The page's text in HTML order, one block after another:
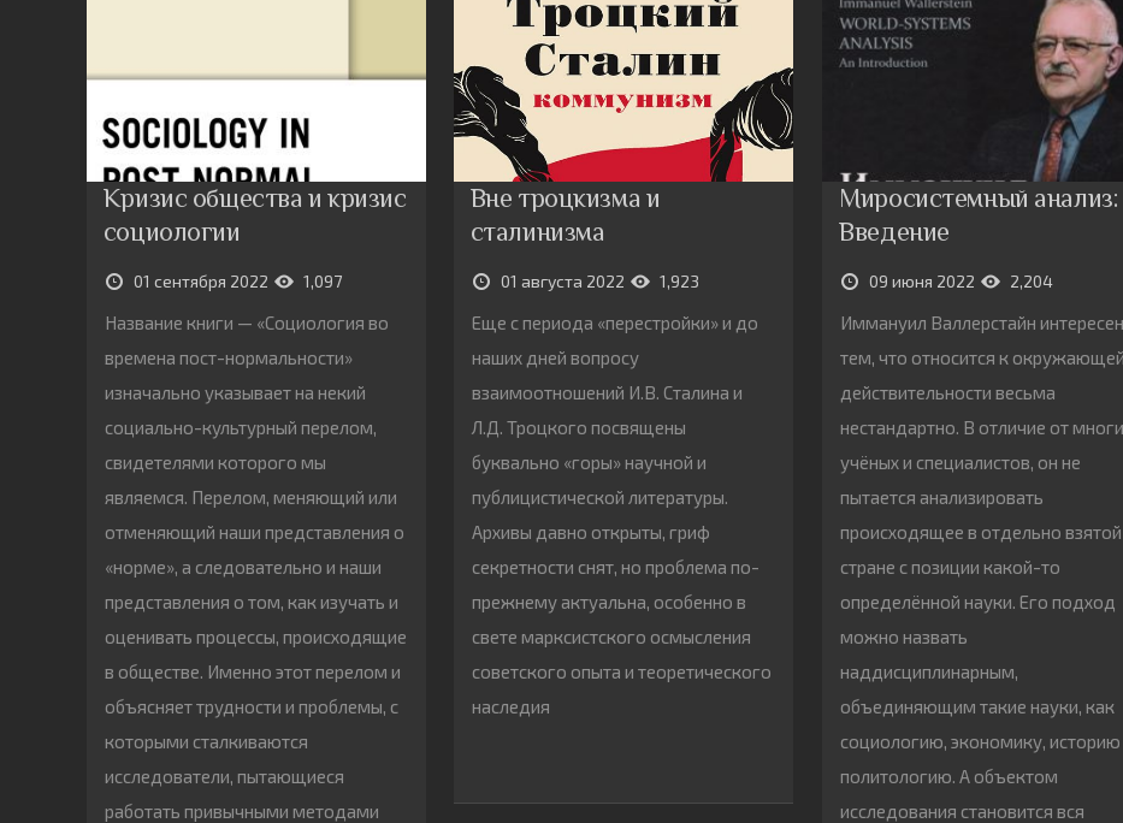
Кризис общества и кризис
социологии
01 сентября 2022 1,097
Название книги — «Социология во
времена пост-нормальности»
изначально указывает на некий
социально-культурный перелом,
свидетелями которого мы
являемся. Перелом, меняющий или
отменяющий наши представления о
«норме», а следовательно и наши
представления о том, как изучать и
оценивать процессы, происходящие
в обществе. Именно этот перелом и
объясняет трудности и проблемы, с
которыми сталкиваются
исследователи, пытающиеся
работать привычными методами
Вне троцкизма и
сталинизма
01 августа 2022 1,923
Еще с периода «перестройки» и до
наших дней вопросу
взаимоотношений И.В. Сталина и
Л.Д. Троцкого посвящены
буквально «горы» научной и
публицистической литературы.
Архивы давно открыты, гриф
секретности снят, но проблема по-
прежнему актуальна, особенно в
свете марксистского осмысления
советского опыта и теоретического
наследия
Миросистемный анализ:
Введение
09 июня 2022 2,204
Иммануил Валлерстайн интересен
тем, что относится к окружающей
действительности весьма
нестандартно. В отличие от
учёных и специалистов, он не
пытается анализировать
происходящее в отдельно взятой
стране с позиции какой-то
определённой науки. Его подход
можно назвать
наддисциплинарным,
объединяющим такие науки, как
социологию, экономику, историю
политологию. А объектом
исследования становится вся